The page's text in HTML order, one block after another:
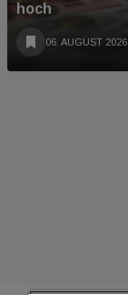
hoch
06. AUGUST 2026